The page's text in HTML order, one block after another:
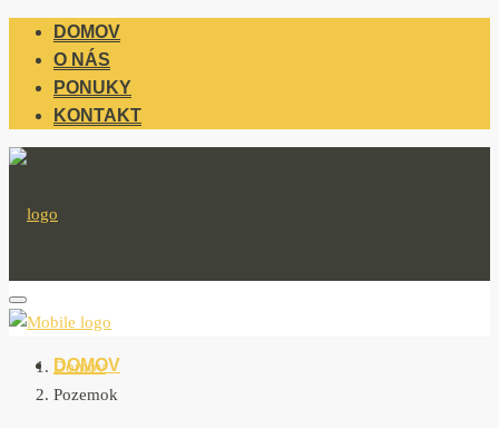
DOMOV
O NÁS
PONUKY
KONTAKT
DOMOV
Domov
Pozemok